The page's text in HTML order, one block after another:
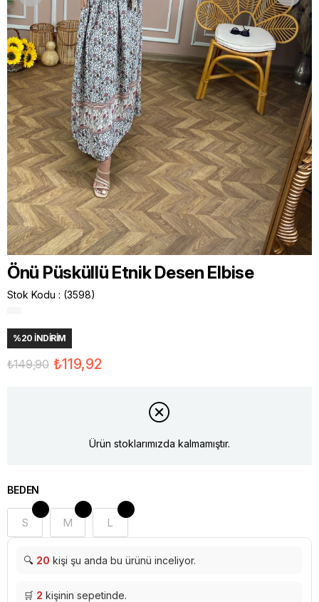
Önü Püsküllü Etnik Desen Elbise
Stok Kodu (3598)
%20 İNDIRIM
₺149,90 ₺119,92
Ürün stoklarımızda kalmamıştır.
BEDEN
S M L
🔍 20 kişi şu anda bu ürünü inceliyor.
🛒 2 kişinin sepetinde.